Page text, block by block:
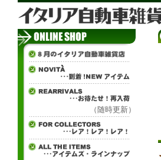
（随時更新）